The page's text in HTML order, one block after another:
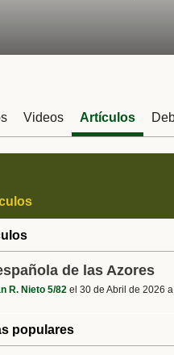
Videos Artículos
de las Azores
R. Nieto 5/82 el 30 de Abril de 2026 a
populares